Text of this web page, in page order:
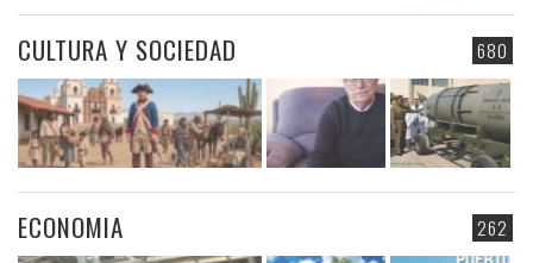
680
CULTURA Y SOCIEDAD
262
ECONOMIA